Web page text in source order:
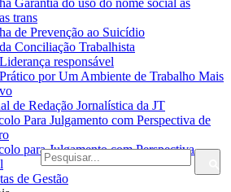
Garantia do uso do nome social às
trans
de Prevenção ao Suicídio
Conciliação Trabalhista
responsável
por Um Ambiente de Trabalho Mais
de Redação Jornalística da JT
Para Julgamento com Perspectiva de
para Julgamento com Perspectiva
de Gestão